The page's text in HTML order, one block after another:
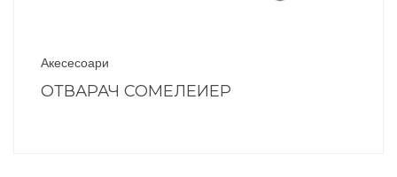
Акесесоари
ОТВАРАЧ СОМЕЛЕИЕР